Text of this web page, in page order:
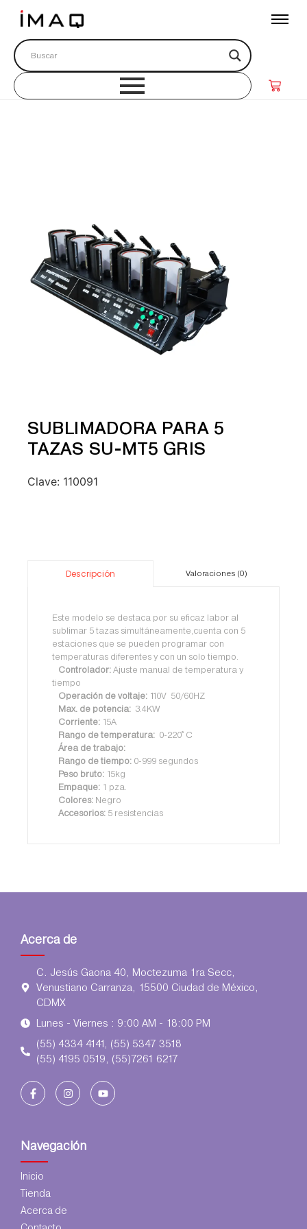
SUBLIMADORA PARA 5
TAZAS SU-MT5 GRIS
Clave: 110091
Descripción Valoraciones (0)
Este modelo se destaca por su eficaz labor al
sublimar 5 tazas simultáneamente,cuenta con 5
estaciones que se pueden programar con
temperaturas diferentes y con un solo tiempo.
Controlador: Ajuste manual de temperatura y
tiempo
Operación de voltaje: 110V 50/60HZ
Max. de potencia: 3.4KW
Corriente: 15A
Rango de temperatura: 0-220° C
Área de trabajo:
Rango de tiempo: 0-999 segundos
Peso bruto: 15kg
Empaque: 1 pza.
Colores: Negro
Accesorios: 5 resistencias
Acerca de
C. Jesús Gaona 40, Moctezuma 1ra Secc,
Venustiano Carranza, 15500 Ciudad de México,
CDMX
Lunes - Viernes : 9:00 AM - 18:00 PM
(55) 4334 4141, (55) 5347 3518
(55) 4195 0519, (55)7261 6217
Navegación
Inicio
Tienda
Acerca de